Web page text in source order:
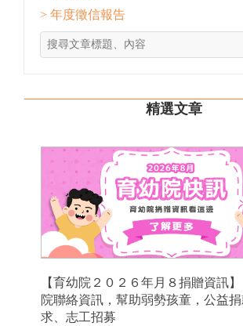
> 年度徵信報告
精選文章
【育幼院２０２６年月８捐贈資訊
院聯絡資訊，幫助弱勢孩童，公益
求、志工招募